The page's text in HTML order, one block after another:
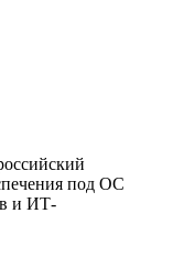
под ОС
и ИТ-